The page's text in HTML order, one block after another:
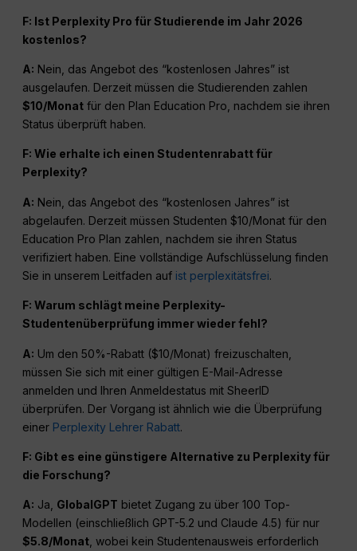
F: Ist Perplexity Pro für Studierende im Jahr 2026
kostenlos?
A: Nein, das Angebot des “kostenlosen Jahres” ist
ausgelaufen. Derzeit müssen die Studierenden zahlen
$10/Monat für den Plan Education Pro, nachdem sie ihren
Status überprüft haben.
F: Wie erhalte ich einen Studentenrabatt für
Perplexity?
A: Nein, das Angebot des “kostenlosen Jahres” ist
abgelaufen. Derzeit müssen Studenten $10/Monat für den
Education Pro Plan zahlen, nachdem sie ihren Status
verifiziert haben. Eine vollständige Aufschlüsselung finden
Sie in unserem Leitfaden auf ist perplexitätsfrei.
F: Warum schlägt meine Perplexity-
Studentenüberprüfung immer wieder fehl?
A: Um den 50%-Rabatt ($10/Monat) freizuschalten,
müssen Sie sich mit einer gültigen E-Mail-Adresse
anmelden und Ihren Anmeldestatus mit SheerID
überprüfen. Der Vorgang ist ähnlich wie die Überprüfung
einer Perplexity Lehrer Rabatt.
F: Gibt es eine günstigere Alternative zu Perplexity für
die Forschung?
A: Ja, GlobalGPT bietet Zugang zu über 100 Top-
Modellen (einschließlich GPT-5.2 und Claude 4.5) für nur
$5.8/Monat , wobei kein Studentenausweis erforderlich